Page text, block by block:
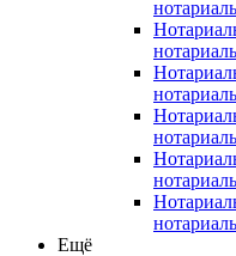
Ещё